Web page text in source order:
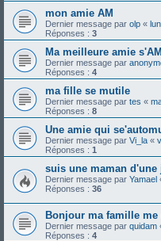
mon amie AM
Dernier message par olp «
Réponses : 3
Ma meilleure amie
Dernier message par
Réponses : 4
ma fille se mutile
Dernier message par tes «
Réponses : 8
Une amie qui
Dernier message par Vi_la «
Réponses : 1
suis une maman
Dernier message par Yamael
Réponses : 36
Bonjour ma famille me
Dernier message par quidam
Réponses : 4